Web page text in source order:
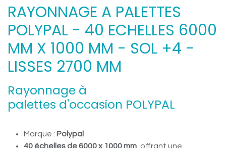
RAYONNAGE A PALETTES
POLYPAL - 40 ECHELLES 6000
MM X 1000 MM - SOL +4 -
LISSES 2700 MM
Rayonnage à
palettes d'occasion POLYPAL
Marque : Polypal
40 échelles de 6000 x 1000 mm, offrant une